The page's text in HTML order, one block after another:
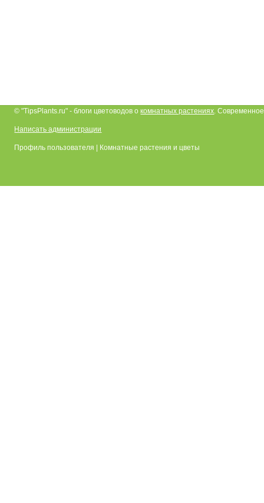
© "TipsPlants.ru" - блоги цветоводов окомнатных растениях.
Написать администрации
Профиль пользователя | Комнатные растения и цветы